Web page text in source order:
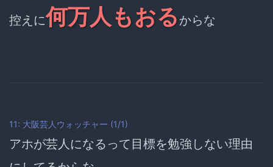
控えに何万人もおる からな
11: 大阪芸人ウォッチャー (1/1)
アホが芸人になるって目標を勉強しない理由